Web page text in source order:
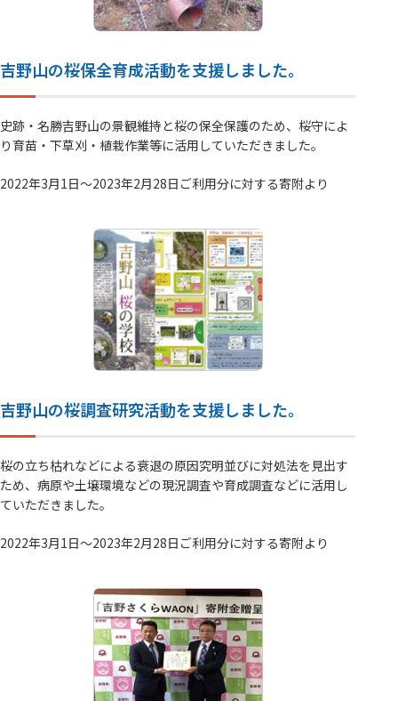
吉野山の桜保全育成活動を支援しました。
史跡・名勝吉野山の景観維持と桜の保全保護のため、桜守によ
り育苗・下草刈・植栽作業等に活用していただきました。
2022年3月1日～2023年2月28日ご利用分に対する寄附より
吉野山の桜調査研究活動を支援しました。
桜の立ち枯れなどによる衰退の原因究明並びに対処法を見出す
ため、病原や土壌環境などの現況調査や育成調査などに活用し
ていただきました。
2022年3月1日～2023年2月28日ご利用分に対する寄附より